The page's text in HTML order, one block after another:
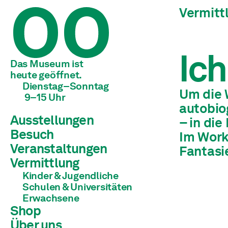
Ausstellungen
Aktuell
Vorschau
Archiv
Besuch
Veranstaltungen
Vermittlung
Kinder & Jugendliche
Schulen & Universitäten
Erwachsene
Shop
Über uns
Das Museum ist
heute geöffnet.
Dienstag–Sonntag
9–15 Uhr
Um die
– in die
Im